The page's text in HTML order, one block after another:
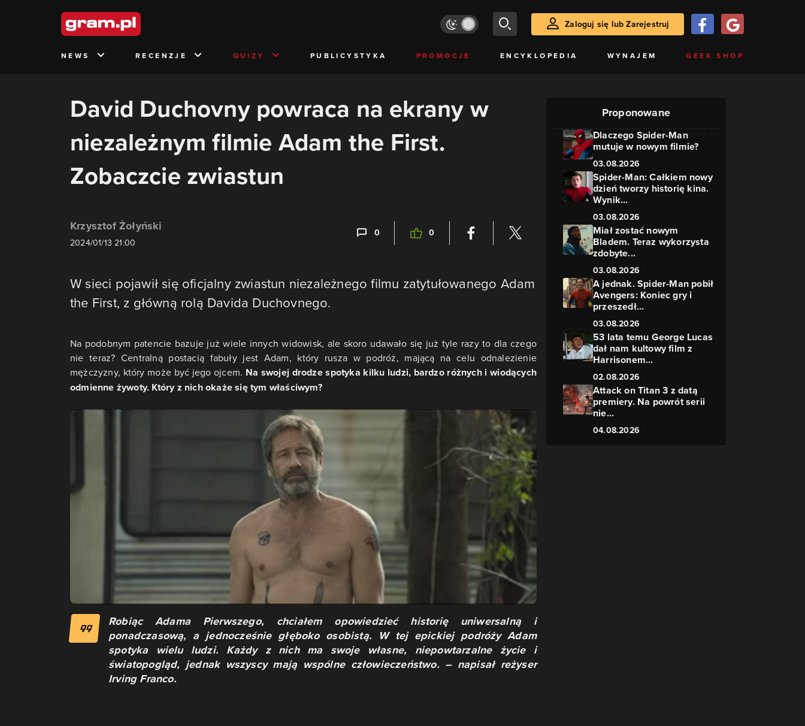
Zaloguj się lub Zarejestruj
NEWS RECENZJE QUIZY PUBLICYSTYKA PROMOCJE ENCYKLOPEDIA WYNAJEM GEEK SHOP
David Duchovny powraca na ekrany w
niezależnym filmie Adam the First.
Zobaczcie zwiastun
Krzysztof Żołyński
2024/01/13 21:00
0 0
W sieci pojawił się oficjalny zwiastun niezależnego filmu zatytułowanego Adam
the First, z główną rolą Davida Duchovnego.
Na podobnym patencie bazuje już wiele innych widowisk, ale skoro udawało się już tyle razy to dla czego
nie teraz? Centralną postacią fabuły jest Adam, który rusza w podróż, mającą na celu odnalezienie
mężczyzny, który może być jego ojcem. Na swojej drodze spotyka kilku ludzi, bardzo różnych i wiodących
odmienne żywoty. Który z nich okaże się tym właściwym?
Robiąc Adama Pierwszego, chciałem opowiedzieć historię uniwersalną i
ponadczasową, a jednocześnie głęboko osobistą. W tej epickiej podróży Adam
spotyka wielu ludzi. Każdy z nich ma swoje własne, niepowtarzalne życie i
światopogląd, jednak wszyscy mają wspólne człowieczeństwo. – napisał reżyser
Irving Franco.
Proponowane
Dlaczego Spider-Man
mutuje w nowym filmie?
03.08.2026
Spider-Man: Całkiem nowy
dzień tworzy historię kina.
Wynik...
03.08.2026
Miał zostać nowym
Bladem. Teraz wykorzysta
zdobyte...
03.08.2026
A jednak. Spider-Man pobił
Avengers: Koniec gry i
przeszedł...
03.08.2026
53 lata temu George Lucas
dał nam kultowy film z
Harrisonem...
02.08.2026
Attack on Titan 3 z datą
premiery. Na powrót serii
nie...
04.08.2026